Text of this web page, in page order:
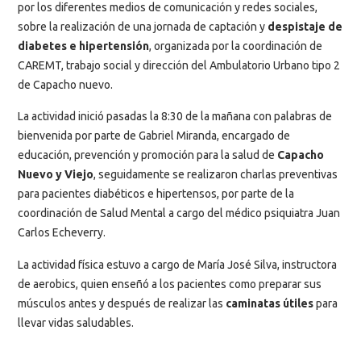
por los diferentes medios de comunicación y redes sociales,
sobre la realización de una jornada de captación y despistaje de
diabetes e hipertensión, organizada por la coordinación de
CAREMT, trabajo social y dirección del Ambulatorio Urbano tipo 2
de Capacho nuevo.
La actividad inició pasadas la 8:30 de la mañana con palabras de
bienvenida por parte de Gabriel Miranda, encargado de
educación, prevención y promoción para la salud de Capacho
Nuevo y Viejo, seguidamente se realizaron charlas preventivas
para pacientes diabéticos e hipertensos, por parte de la
coordinación de Salud Mental a cargo del médico psiquiatra Juan
Carlos Echeverry.
La actividad física estuvo a cargo de María José Silva, instructora
de aerobics, quien enseñó a los pacientes como preparar sus
músculos antes y después de realizar las caminatas útilespara
llevar vidas saludables.